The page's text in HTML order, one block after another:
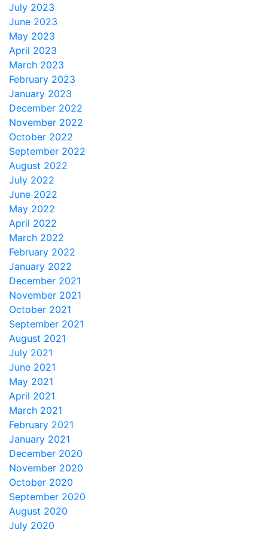
July 2023
June 2023
May 2023
April 2023
March 2023
February 2023
January 2023
December 2022
November 2022
October 2022
September 2022
August 2022
July 2022
June 2022
May 2022
April 2022
March 2022
February 2022
January 2022
December 2021
November 2021
October 2021
September 2021
August 2021
July 2021
June 2021
May 2021
April 2021
March 2021
February 2021
January 2021
December 2020
November 2020
October 2020
September 2020
August 2020
July 2020